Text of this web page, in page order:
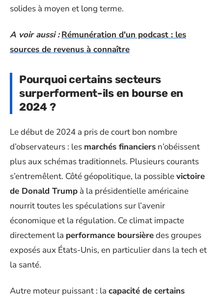
solides à moyen et long terme.
A voir aussi : Rémunération d'un podcast : les
sources de revenus à connaître
Pourquoi certains secteurs
surperforment-ils en bourse en
2024 ?
Le début de 2024 a pris de court bon nombre
d’observateurs : les marchés financiers n’obéissent
plus aux schémas traditionnels. Plusieurs courants
s’entremêlent. Côté géopolitique, la possiblevictoire
de Donald Trump à la présidentielle américaine
nourrit toutes les spéculations sur l’avenir
économique et la régulation. Ce climat impacte
directement la performance boursièredes groupes
exposés aux États-Unis, en particulier dans la tech et
la santé.
Autre moteur puissant : la capacité de certains